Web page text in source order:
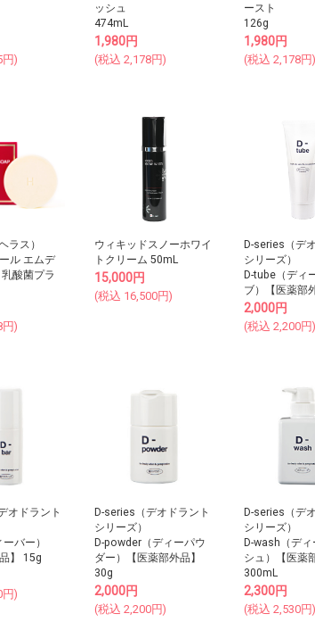
円)
ッシュ
474mL
1,980円
(税込2,178円)
ースト
126g
1,980円
(税込 2,178円)
ラス）
ル エムデ
酸菌プラ
円)
ウィキッドスノーホワイ
トクリーム 50mL
15,000円
(税込 16,500円)
D-series（デ
シリーズ）
D-tube（ディ
ブ）【医薬部
2,000円
(税込 2,200円)
オドラント
バー）
】 15g
円)
D-series（デオドラント
シリーズ）
D-powder（ディーパウ
ダー）【医薬部外品】
30g
2,000円
(税込2,200円)
D-series（デ
シリーズ）
D-wash（ディ
シュ）【医薬
300mL
2,300円
(税込 2,530円)